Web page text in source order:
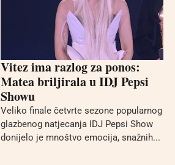
Vitez ima razlog za ponos:
Matea briljirala u IDJ Pepsi
Showu
Veliko finale četvrte sezone popularnog
glazbenog natjecanja IDJ Pepsi Show
donijelo je mnoštvo emocija, snažnih...